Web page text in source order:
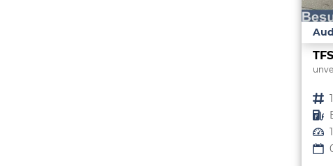
Fahrzeugnr.
Kraftstoff
Leistung